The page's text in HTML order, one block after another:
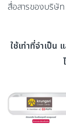
สื่อสารของบริษัท
ใช้เท่าที่จำเป็น